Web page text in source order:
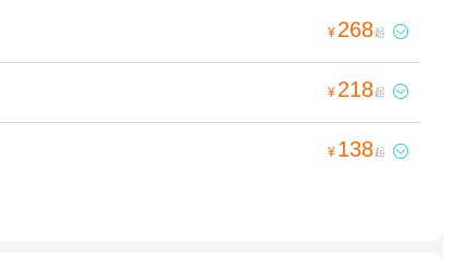
¥ 268起 
¥ 218起 
¥ 138起 